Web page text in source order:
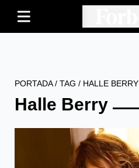
PORTADA/ TAG / HALLE BERRY
Halle Berry